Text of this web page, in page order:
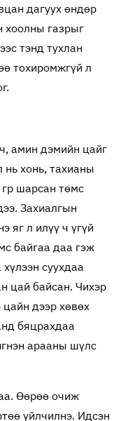
дагуух өндөр
хоолны газрыг
тэнд тухлан
тохиромжгүй л
амин дэмийн цайг
хонь, тахианы
шарсан төмс
Захиалгын
яг л илүү ч үгүй
байгаа даа гэж
суухдаа
цай байсан. Чихэр
цайн дээр хөвөх
бяцрахдаа
арааны шүлс
Өөрөө очиж
үйлчилнэ. Идсэн